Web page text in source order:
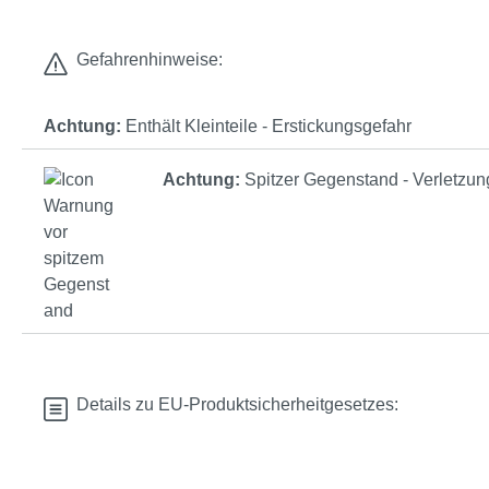
Gefahrenhinweise:
Achtung: Enthält Kleinteile - Erstickungsgefahr
Achtung: Spitzer Gegenstand -
Details zu EU-Produktsicherheitgesetzes: